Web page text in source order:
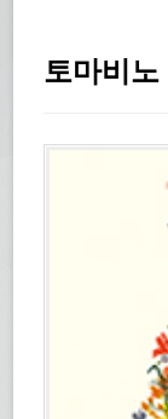
토마비노